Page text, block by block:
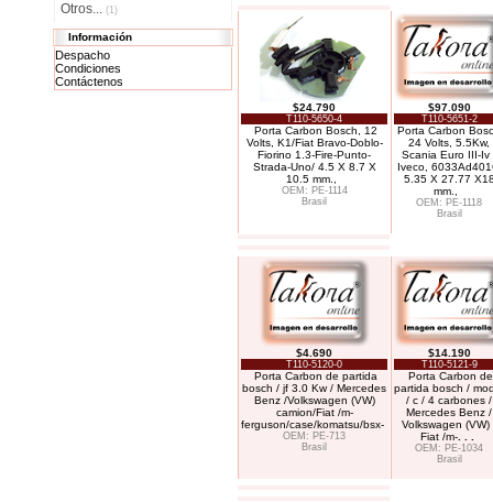
Otros... (1)
Información
Despacho
Condiciones
Contáctenos
$24.790
T110-5650-4
Porta Carbon Bosch, 12
Volts, K1/Fiat Bravo-Doblo-
Fiorino 1.3-Fire-Punto-
Strada-Uno/ 4.5 X 8.7 X
10.5 mm.,
OEM: PE-1114
Brasil
$97.090
T110-5651-2
Porta Carbon
24 Volts, 5.5Kw,
Scania Euro III-Iv
Iveco,
5.35 X 27.77
mm.,
OEM: PE-1118
Brasil
$4.690
T110-5120-0
Porta Carbon de partida
bosch / jf 3.0 Kw / Mercedes
Benz /Volkswagen (VW)
camion/Fiat /m-
ferguson/case/komatsu/bsx-
OEM: PE-713
Brasil
$14.190
T110-5121-9
Porta Carbon de
partida bosch /
/ c / 4 carbones /
Mercedes Benz /
Volkswagen (VW)
Fiat /m-
OEM: PE-1034
Brasil